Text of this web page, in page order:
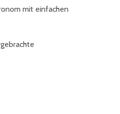
mit einfachen